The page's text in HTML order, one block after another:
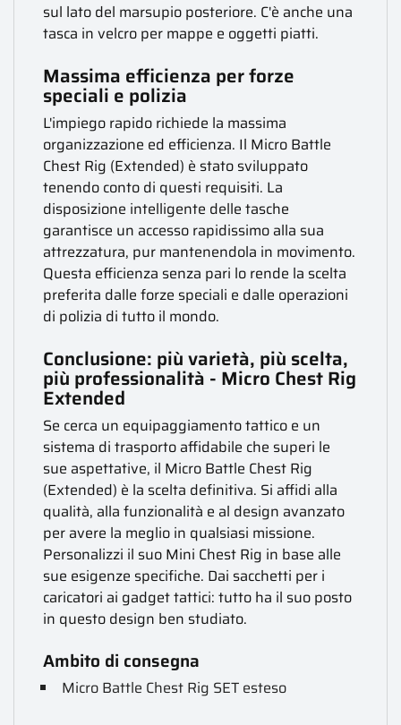
sul lato del marsupio posteriore. C'è anche una
tasca in velcro per mappe e oggetti piatti.
Massima efficienza per forze
speciali e polizia
L'impiego rapido richiede la massima
organizzazione ed efficienza. Il Micro Battle
Chest Rig (Extended) è stato sviluppato
tenendo conto di questi requisiti. La
disposizione intelligente delle tasche
garantisce un accesso rapidissimo alla sua
attrezzatura, pur mantenendola in movimento.
Questa efficienza senza pari lo rende la scelta
preferita dalle forze speciali e dalle operazioni
di polizia di tutto il mondo.
Conclusione: più varietà, più scelta,
più professionalità - Micro Chest Rig
Extended
Se cerca un equipaggiamento tattico e un
sistema di trasporto affidabile che superi le
sue aspettative, il Micro Battle Chest Rig
(Extended) è la scelta definitiva. Si affidi alla
qualità, alla funzionalità e al design avanzato
per avere la meglio in qualsiasi missione.
Personalizzi il suo Mini Chest Rig in base alle
sue esigenze specifiche. Dai sacchetti per i
caricatori ai gadget tattici: tutto ha il suo posto
in questo design ben studiato.
Ambito di consegna
Micro Battle Chest Rig SET esteso